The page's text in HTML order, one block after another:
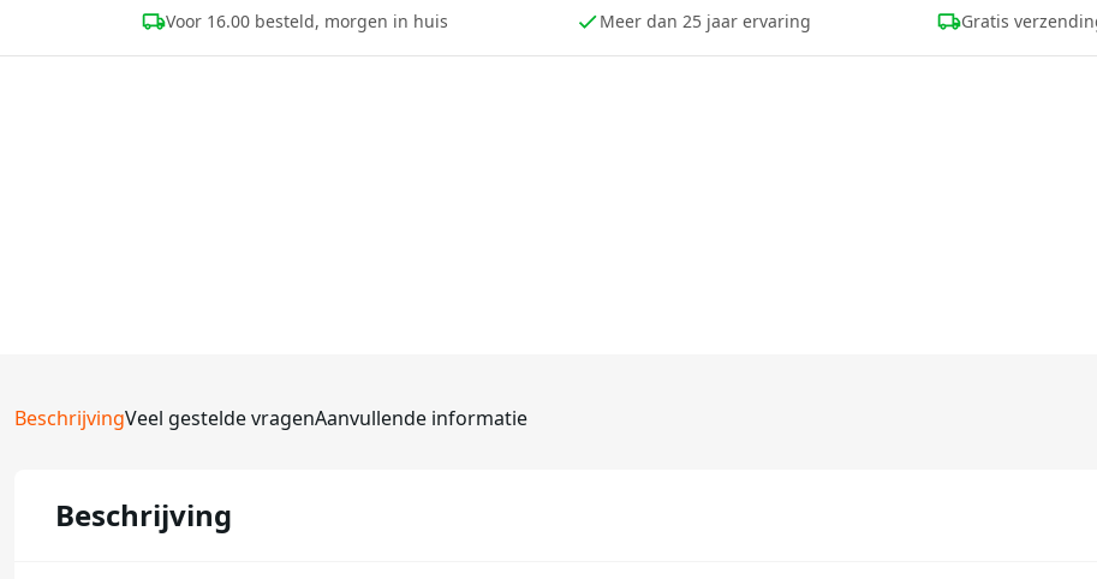
Voor 16.00 besteld, morgen in huis Meer dan 25 jaar ervaring Gratis
BeschrijvingVeel gestelde vragenAanvullende informatie
Beschrijving